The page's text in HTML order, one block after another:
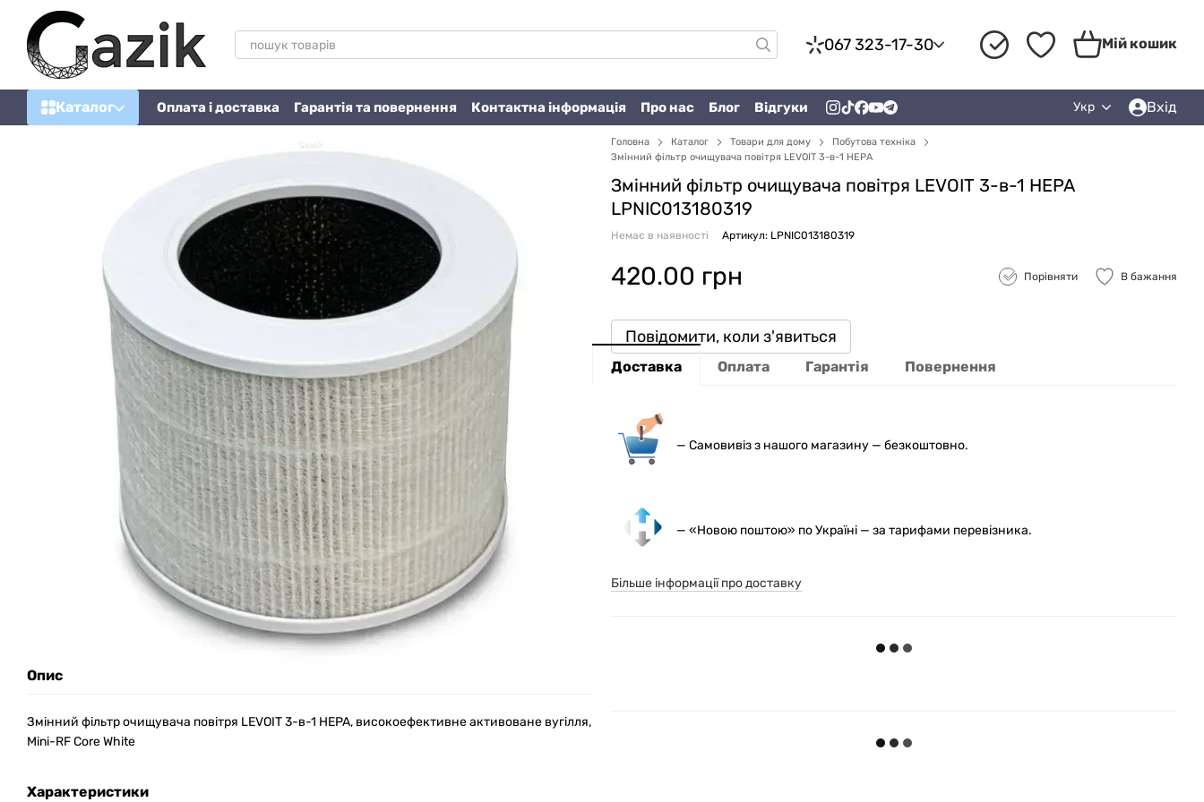
Перейти до основного контенту
067 323-17-30 Мій кошик
Каталог Оплата і доставка Гарантія та повернення Контактна інформація Про нас Блог Відгуки Укр Вхід
Опис
Змінний фільтр очищувача повітря LEVOIT 3-в-1 HEPA, високоефективне активоване вугілля,
Mini-RF Core White
Характеристики
Головна Каталог Товари для дому
Побутова техніка
Змінний фільтр очищувача повітря LEVOIT 3-в-1 HEPA
Змінний фільтр очищувача повітря LEVOIT 3-в-1 HEPA
LPNIC013180319
Немає в наявності Артикул: LPNIC013180319
420.00 грн Порівняти В бажання
Повідомити, коли з'явиться
Доставка Оплата Гарантія Повернення
— Самовивіз з нашого магазину — безкоштовно.
— «Новою поштою» по Україні — за тарифами перевізника.
Більше інформації про доставку